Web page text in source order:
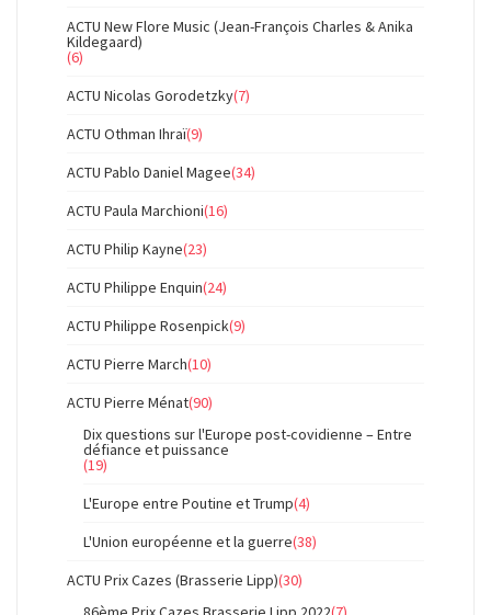
ACTU New Flore Music (Jean-François Charles & Anika
Kildegaard)
(6)
ACTU Nicolas Gorodetzky(7)
ACTU Othman Ihraï(9)
ACTU Pablo Daniel Magee(34)
ACTU Paula Marchioni(16)
ACTU Philip Kayne(23)
ACTU Philippe Enquin(24)
ACTU Philippe Rosenpick(9)
ACTU Pierre March(10)
ACTU Pierre Ménat(90)
Dix questions sur l'Europe post-covidienne – Entre
défiance et puissance
(19)
L'Europe entre Poutine et Trump(4)
L'Union européenne et la guerre(38)
ACTU Prix Cazes (Brasserie Lipp)(30)